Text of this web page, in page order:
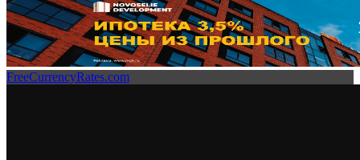
FreeCurrencyRates.com